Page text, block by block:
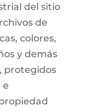
del sitio
de
colores,
y demás
protegidos
e